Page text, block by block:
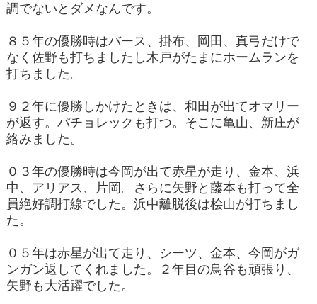
調でないとダメなんです。
８５年の優勝時はバース、掛布、岡田、真弓だけで
なく佐野も打ちましたし木戸がたまにホームランを
打ちました。
９２年に優勝しかけたときは、和田が出てオマリー
が返す。パチョレックも打つ。そこに亀山、新庄が
絡みました。
０３年の優勝時は今岡が出て赤星が走り、金本、浜
中、アリアス、片岡。さらに矢野と藤本も打って全
員絶好調打線でした。浜中離脱後は桧山が打ちまし
た。
０５年は赤星が出て走り、シーツ、金本、今岡がガ
ンガン返してくれました。２年目の鳥谷も頑張り、
矢野も大活躍でした。